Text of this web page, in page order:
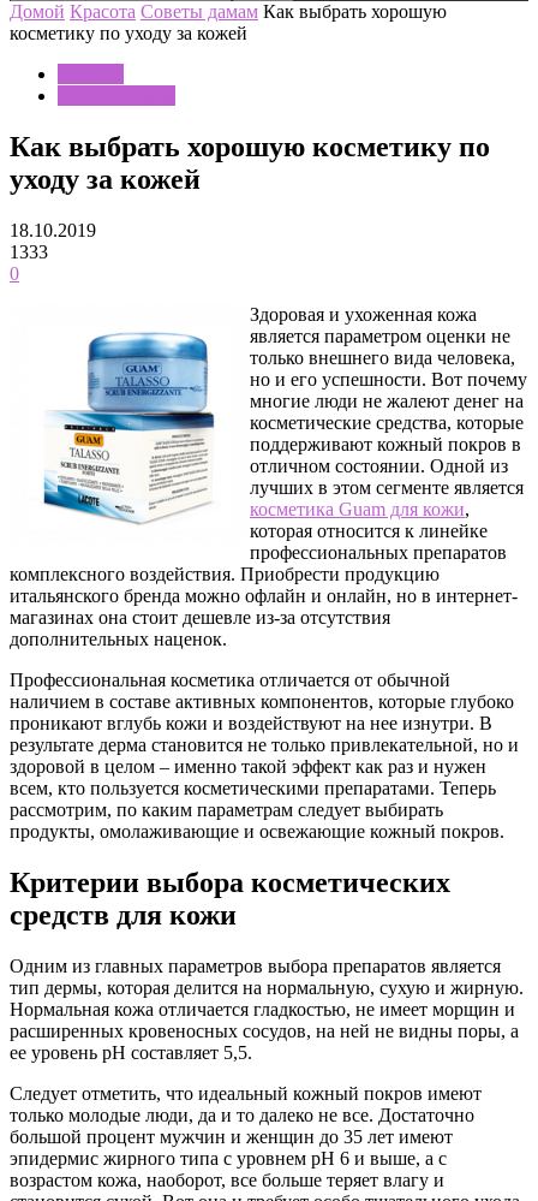
Домой Красота Советы дамам Как выбрать хорошую
косметику по уходу за кожей
Как выбрать хорошую косметику по
уходу за кожей
18.10.2019
1333
0
Здоровая и ухоженная кожа
является параметром оценки не
только внешнего вида человека,
но и его успешности. Вот почему
многие люди не жалеют денег на
косметические средства, которые
поддерживают кожный покров в
отличном состоянии. Одной из
лучших в этом сегменте является
косметика Guam для кожи,
которая относится к линейке
профессиональных препаратов
комплексного воздействия. Приобрести продукцию
итальянского бренда можно офлайн и онлайн, но в интернет-
магазинах она стоит дешевле из-за отсутствия
дополнительных наценок.
Профессиональная косметика отличается от обычной
наличием в составе активных компонентов, которые глубоко
проникают вглубь кожи и воздействуют на нее изнутри. В
результате дерма становится не только привлекательной, но и
здоровой в целом – именно такой эффект как раз и нужен
всем, кто пользуется косметическими препаратами. Теперь
рассмотрим, по каким параметрам следует выбирать
продукты, омолаживающие и освежающие кожный покров.
Критерии выбора косметических
средств для кожи
Одним из главных параметров выбора препаратов является
тип дермы, которая делится на нормальную, сухую и жирную.
Нормальная кожа отличается гладкостью, не имеет морщин и
расширенных кровеносных сосудов, на ней не видны поры, а
ее уровень pH составляет 5,5.
Следует отметить, что идеальный кожный покров имеют
только молодые люди, да и то далеко не все. Достаточно
большой процент мужчин и женщин до 35 лет имеют
эпидермис жирного типа с уровнем pH 6 и выше, а с
возрастом кожа, наоборот, все больше теряет влагу и